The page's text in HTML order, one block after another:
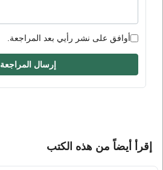
أوافق على نشر رأيي بعد المراجعة.
إرسال المراجعة
إقرأ أيضاً من هذه الكتب